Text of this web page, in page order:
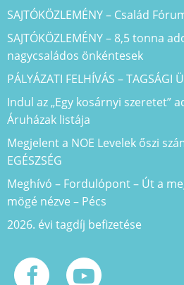
SAJTÓKÖZLEMÉNY – Család
SAJTÓKÖZLEMÉNY – 8,5 tonna
nagycsaládos önkéntesek
PÁLYÁZATI FELHÍVÁS – TAGSÁGI
Indul az „Egy kosárnyi szeretet”
Áruházak listája
Megjelent a NOE Levelek őszi
EGÉSZSÉG
Meghívó – Fordulópont – Út a
mögé nézve – Pécs
2026. évi tagdíj befizetése